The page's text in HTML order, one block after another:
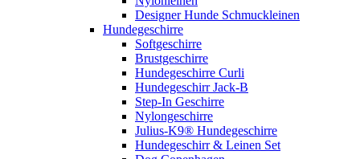
Designer Hunde Schmuckleinen
Hundegeschirre
Softgeschirre
Brustgeschirre
Hundegeschirre Curli
Hundegeschirr Jack-B
Step-In Geschirre
Nylongeschirre
Julius-K9® Hundegeschirre
Hundegeschirr & Leinen Set